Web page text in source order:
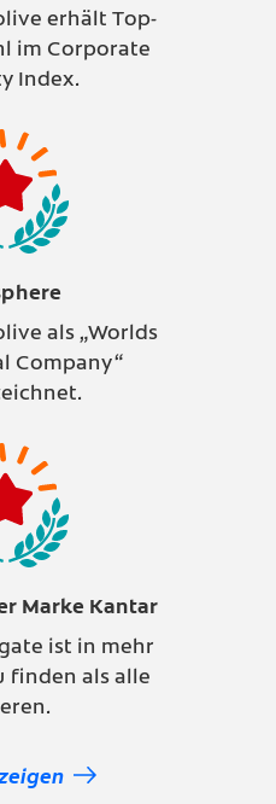
erhält Top-
im Corporate
Index.
als „Worlds
Company“
Marke Kantar
ist in mehr
finden als alle